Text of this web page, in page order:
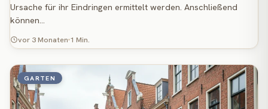
Ursache für ihr Eindringen ermittelt werden. Anschließend
können…
vor 3 Monaten 1 Min.
GARTEN